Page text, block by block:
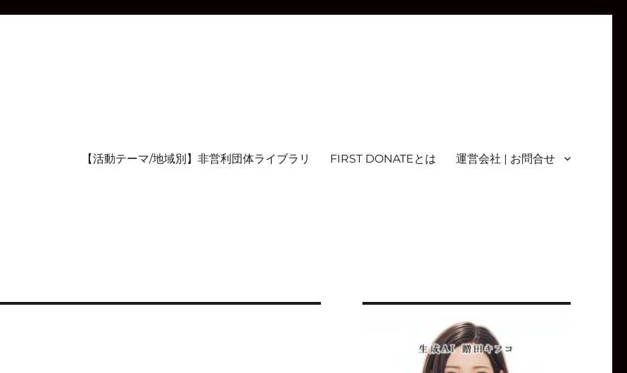
【活動テーマ/地域別】非営利団体ライブラリ FIRST DONATEとは 運営会社 | お問合せ